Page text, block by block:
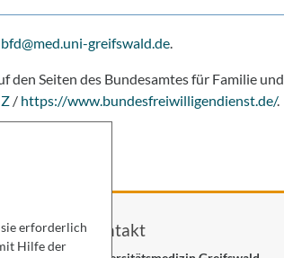
bfd@med.uni-greifswald .de
Seiten des Bundesamtes für Familie und
/ https://www.bundesfreiwilligendienst.de/.
Kontakt
sie erforderlich
Hilfe der